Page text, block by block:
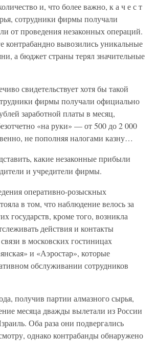
и, что более важно, к а ч е с т
сотрудники фирмы получали
от проведения незаконных операций.
контрабандно вывозились уникальные
а бюджет страны терял значительные
свидетельствует хотя бы такой
фирмы получали официально
заработной платы в месяц,
«на руки» — от 500 до 2 000
не пополняя налогами казну…
какие незаконные прибыли
и учредители фирмы.
оперативно-розыскных
в том, что наблюдение велось за
государств, кроме того, возникла
действия и контакты
в московских гостиницах
и «Аэростар», которые
обслуживании сотрудников
получив партии алмазного сырья,
месяца дважды вылетали из России
Оба раза они подвергались
однако контрабанды обнаружено